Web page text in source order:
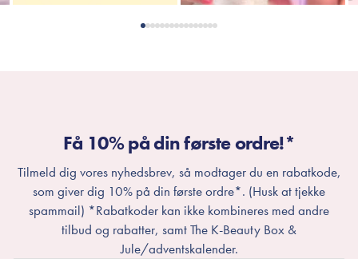
Få 10% på din første ordre!*
Tilmeld dig vores nyhedsbrev, så modtager du en rabatkode,
som giver dig 10% på din første ordre*. (Husk at tjekke
spammail) *Rabatkoder kan ikke kombineres med andre
tilbud og rabatter, samt The K-Beauty Box &
Jule/adventskalender.